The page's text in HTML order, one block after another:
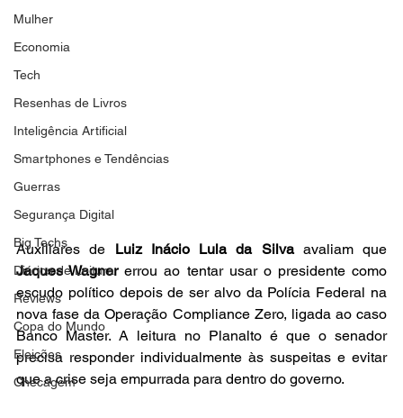
Mulher
Economia
Tech
Resenhas de Livros
Inteligência Artificial
Smartphones e Tendências
Guerras
Segurança Digital
Big Techs
Diários de Leitura
Reviews
Copa do Mundo
Eleições
Checagem
Auxiliares de Luiz Inácio Lula da Silva
Jaques Wagner errou ao tentar usar o presidente como
escudo político depois de ser alvo da Polícia Federal na
nova fase da Operação Compliance Zero, ligada ao caso
Banco Master. A leitura no Planalto é que o senador
precisa responder individualmente às suspeitas e evitar
que a crise seja empurrada para dentro do governo.